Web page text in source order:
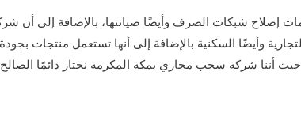
إصلاح شبكات الصرف وأيضًا صيانتها، بالإضافة إلى أن
وأيضًا السكنية بالإضافة إلى أنها تستعمل منتجات
أننا شركة سحب مجاري بمكة المكرمة نختار دائمًا الصالح